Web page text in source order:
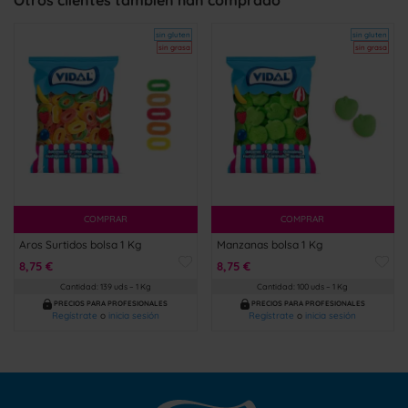
sin gluten
sin grasa
COMPRAR
Aros Surtidos bolsa 1 Kg
8,75 €
Cantidad: 139 uds – 1 Kg
PRECIOS PARA PROFESIONALES
Regístrate o inicia sesión
sin gluten
sin grasa
COMPRAR
Manzanas bolsa 1 Kg
8,75 €
Cantidad: 100 uds – 1 Kg
PRECIOS PARA PROFESIONALES
Regístrate o inicia sesión